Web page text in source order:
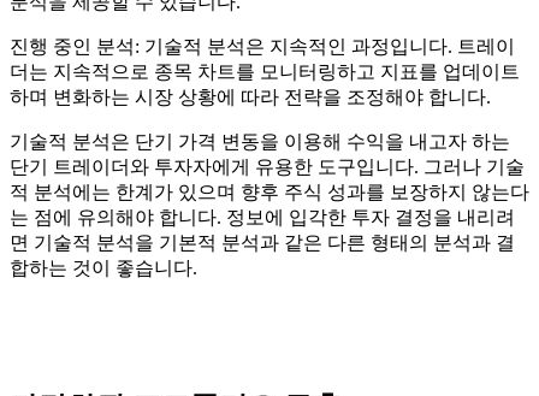
진행 중인 분석: 기술적 분석은 지속적인 과정입니다. 트레이
더는 지속적으로 종목 차트를 모니터링하고 지표를 업데이트
하며 변화하는 시장 상황에 따라 전략을 조정해야 합니다.
기술적 분석은 단기 가격 변동을 이용해 수익을 내고자 하는
단기 트레이더와 투자자에게 유용한 도구입니다. 그러나 기술
적 분석에는 한계가 있으며 향후 주식 성과를 보장하지 않는다
는 점에 유의해야 합니다. 정보에 입각한 투자 결정을 내리려
면 기술적 분석을 기본적 분석과 같은 다른 형태의 분석과 결
합하는 것이 좋습니다.